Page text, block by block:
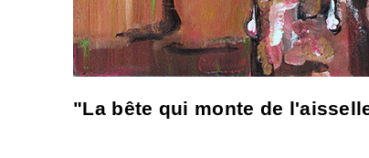
"La bête qui monte de